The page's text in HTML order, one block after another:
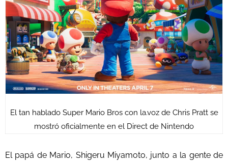
El tan hablado Super Mario Bros con la.voz de Chris Pratt se
mostró oficialmente en el Direct de Nintendo
El papá de Mario, Shigeru Miyamoto, junto a la gente de